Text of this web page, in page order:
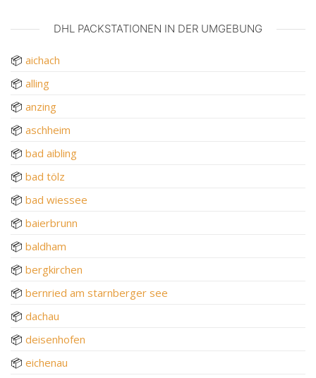
DHL PACKSTATIONEN IN DER UMGEBUNG
📦 aichach
📦 alling
📦 anzing
📦 aschheim
📦 bad aibling
📦 bad tölz
📦 bad wiessee
📦 baierbrunn
📦 baldham
📦 bergkirchen
📦 bernried am starnberger see
📦 dachau
📦 deisenhofen
📦 eichenau